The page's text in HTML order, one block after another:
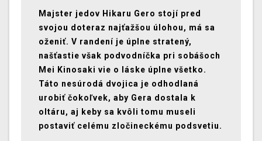
Majster jedov Hikaru Gero stojí pred
svojou doteraz najťažšou úlohou, má sa
oženiť. V randení je úplne stratený,
našťastie však podvodníčka pri sobášoch
Mei Kinosaki vie o láske úplne všetko.
Táto nesúrodá dvojica je odhodlaná
urobiť čokoľvek, aby Gera dostala k
oltáru, aj keby sa kvôli tomu museli
postaviť celému zločineckému podsvetiu.